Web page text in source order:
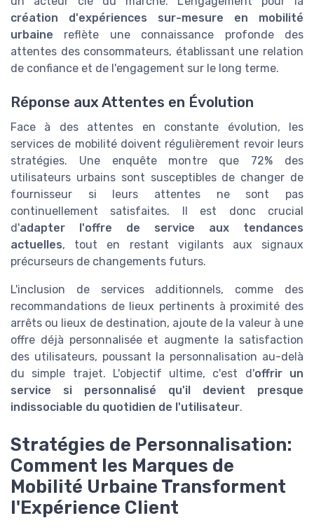
création d'expériences sur-mesure en mobilité
urbaine reflète une connaissance profonde des
attentes des consommateurs, établissant une relation
de confiance et de l'engagement sur le long terme.
Réponse aux Attentes en Évolution
Face à des attentes en constante évolution, les
services de mobilité doivent régulièrement revoir leurs
stratégies. Une enquête montre que 72% des
utilisateurs urbains sont susceptibles de changer de
fournisseur si leurs attentes ne sont pas
continuellement satisfaites. Il est donc crucial
d'adapter l'offre de service aux tendances
actuelles, tout en restant vigilants aux signaux
précurseurs de changements futurs.
L'inclusion de services additionnels, comme des
recommandations de lieux pertinents à proximité des
arrêts ou lieux de destination, ajoute de la valeur à une
offre déjà personnalisée et augmente la satisfaction
des utilisateurs, poussant la personnalisation au-delà
du simple trajet. L'objectif ultime, c'est d'offrir un
service si personnalisé qu'il devient presque
indissociable du quotidien de l'utilisateur.
Stratégies de Personnalisation:
Comment les Marques de
Mobilité Urbaine Transforment
l'Expérience Client